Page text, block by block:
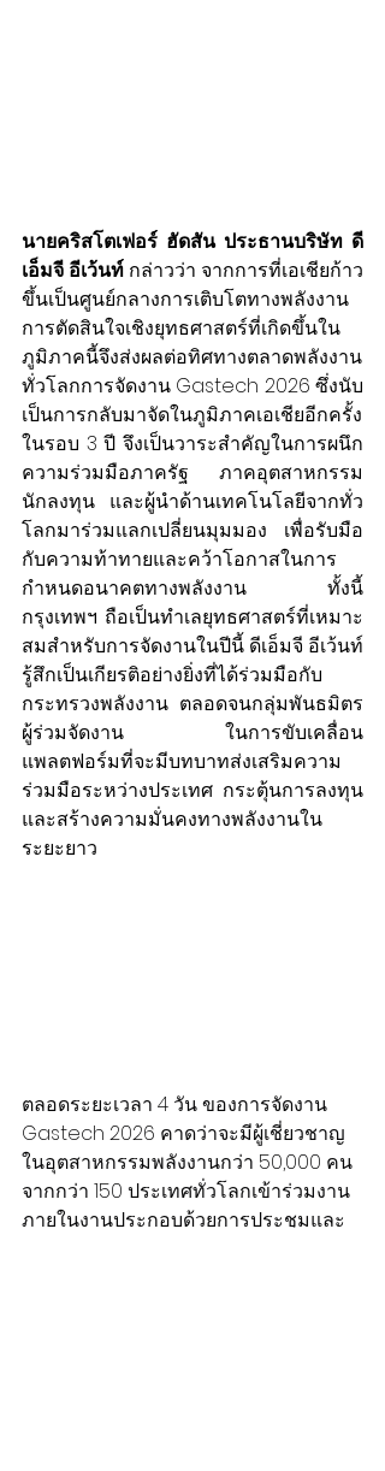
นายคริสโตเฟอร์ ฮัดสัน ประธานบริษัท ดี
เอ็มจี อีเว้นท์ กล่าวว่า จากการที่เอเชียก้าว
ขึ้นเป็นศูนย์กลางการเติบโตทางพลังงาน
การตัดสินใจเชิงยุทธศาสตร์ที่เกิดขึ้นใน
ภูมิภาคนี้จึงส่งผลต่อทิศทางตลาดพลังงาน
ทั่วโลกการจัดงาน Gastech 2026 ซึ่งนับ
เป็นการกลับมาจัดในภูมิภาคเอเชียอีกครั้ง
ในรอบ 3 ปี จึงเป็นวาระสำคัญในการผนึก
ความร่วมมือภาครัฐ ภาคอุตสาหกรรม
นักลงทุน และผู้นำด้านเทคโนโลยีจากทั่ว
โลกมาร่วมแลกเปลี่ยนมุมมอง เพื่อรับมือ
กับความท้าทายและคว้าโอกาสในการ
กำหนดอนาคตทางพลังงาน ทั้งนี้
กรุงเทพฯ ถือเป็นทำเลยุทธศาสตร์ที่เหมาะ
สมสำหรับการจัดงานในปีนี้ ดีเอ็มจี อีเว้นท์
รู้สึกเป็นเกียรติอย่างยิ่งที่ได้ร่วมมือกับ
กระทรวงพลังงาน ตลอดจนกลุ่มพันธมิตร
ผู้ร่วมจัดงาน ในการขับเคลื่อน
แพลตฟอร์มที่จะมีบทบาทส่งเสริมความ
ร่วมมือระหว่างประเทศ กระตุ้นการลงทุน
และสร้างความมั่นคงทางพลังงานใน
ระยะยาว
ตลอดระยะเวลา 4 วัน ของการจัดงาน
Gastech 2026 คาดว่าจะมีผู้เชี่ยวชาญ
ในอุตสาหกรรมพลังงานกว่า 50,000 คน
จากกว่า 150 ประเทศทั่วโลกเข้าร่วมงาน
ภายในงานประกอบด้วยการประชุมและ